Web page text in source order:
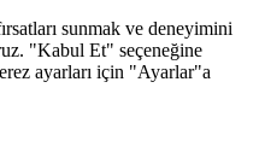
sunmak ve deneyimini
"Kabul Et" seçeneğine
ayarları için "Ayarlar"a